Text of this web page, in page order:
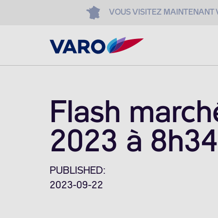
VOUS VISITEZ MAINTENANT
Flash
2023 à 8h34
PUBLISHED:
2023-09-22